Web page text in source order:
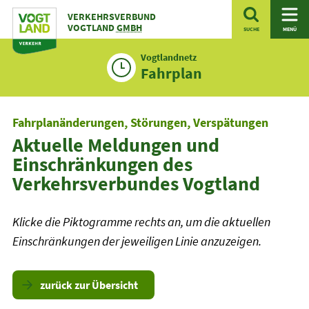
Zum
Inhalt
VERKEHRSVERBUND
VOGTLANDGMBH SUCHE MENÜ
Vogtlandnetz
Fahrplan
Fahrplanänderungen, Störungen, Verspätungen
Aktuelle Meldungen und
Einschränkungen des
Verkehrsverbundes Vogtland
Klicke die Piktogramme rechts an, um die aktuellen
Einschränkungen der jeweiligen Linie anzuzeigen.
zurück zur Übersicht